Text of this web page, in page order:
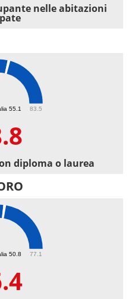
nelle abitazioni
55.1 83.5
diploma o laurea
50.8 77.1